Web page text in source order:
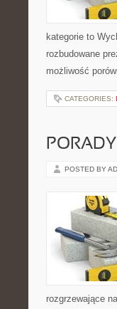
kategorie to
rozbudowane
możliwość
CATEGORIES:
POSTED BY
rozgrzewające